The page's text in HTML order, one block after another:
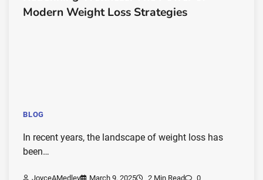
Modern Weight Loss Strategies
BLOG
In recent years, the landscape of weight loss has
been…
JoyceAMedley March 9, 2025 2 Min Read 0